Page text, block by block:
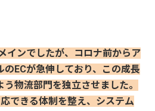
インでしたが、コロナ前からア
ECが急伸しており、この成長
物流部門を独立させました。
できる体制を整え、システム